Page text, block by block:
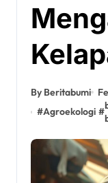
By Beritabumi
#Agroekologi #